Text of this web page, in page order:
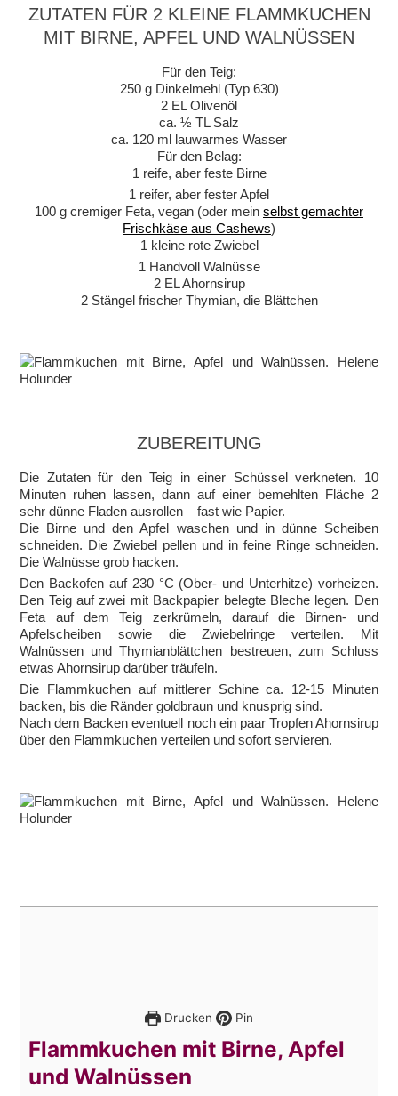
ZUTATEN FÜR 2 KLEINE FLAMMKUCHEN
MIT BIRNE, APFEL UND WALNÜSSEN
Für den Teig:
250 g Dinkelmehl (Typ 630)
2 EL Olivenöl
ca. ½ TL Salz
ca. 120 ml lauwarmes Wasser
Für den Belag:
1 reife, aber feste Birne
1 reifer, aber fester Apfel
100 g cremiger Feta, vegan (oder mein selbst gemachter
Frischkäse aus Cashews)
1 kleine rote Zwiebel
1 Handvoll Walnüsse
2 EL Ahornsirup
2 Stängel frischer Thymian, die Blättchen
ZUBEREITUNG
Die Zutaten für den Teig in einer Schüssel verkneten. 10
Minuten ruhen lassen, dann auf einer bemehlten Fläche 2
sehr dünne Fladen ausrollen – fast wie Papier.
Die Birne und den Apfel waschen und in dünne Scheiben
schneiden. Die Zwiebel pellen und in feine Ringe schneiden.
Die Walnüsse grob hacken.
Den Backofen auf 230 °C (Ober- und Unterhitze) vorheizen.
Den Teig auf zwei mit Backpapier belegte Bleche legen. Den
Feta auf dem Teig zerkrümeln, darauf die Birnen- und
Apfelscheiben sowie die Zwiebelringe verteilen. Mit
Walnüssen und Thymianblättchen bestreuen, zum Schluss
etwas Ahornsirup darüber träufeln.
Die Flammkuchen auf mittlerer Schine ca. 12-15 Minuten
backen, bis die Ränder goldbraun und knusprig sind.
Nach dem Backen eventuell noch ein paar Tropfen Ahornsirup
über den Flammkuchen verteilen und sofort servieren.
Drucken Pin
Flammkuchen mit Birne, Apfel
und Walnüssen